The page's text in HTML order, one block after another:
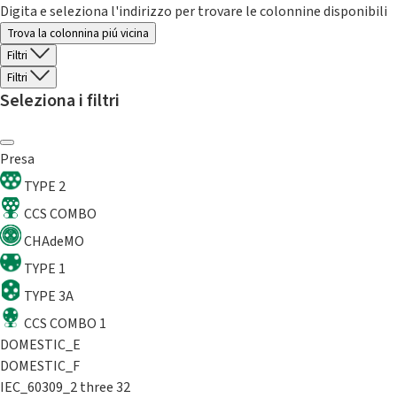
Digita e seleziona l'indirizzo per trovare le colonnine disponibili
Trova la colonnina piú vicina
Filtri
Filtri
Seleziona i filtri
Presa
TYPE 2
CCS COMBO
CHAdeMO
TYPE 1
TYPE 3A
CCS COMBO 1
DOMESTIC_E
DOMESTIC_F
IEC_60309_2 three 32